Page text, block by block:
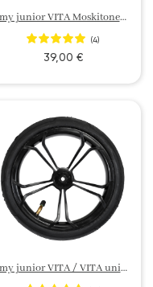
my junior VITA Moskitonetz
(4)
39,00 €
my junior VITA / VITA unique AIR Vorderreifen 10"